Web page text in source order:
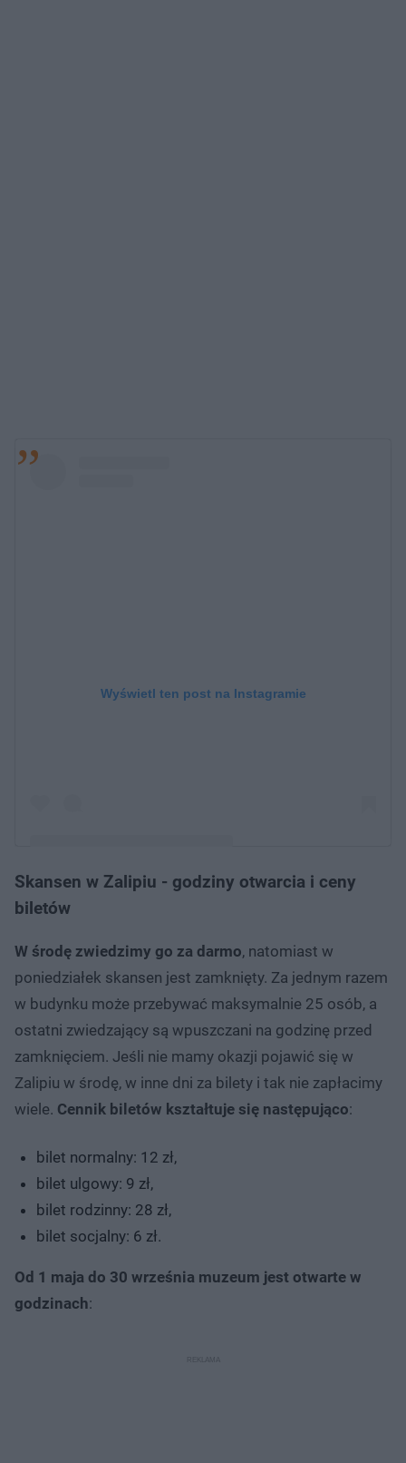
Wyświetl ten post na Instagramie
Post udostępniony przez Zalipie Poland (@zalipie.org_)
Skansen w Zalipiu - godziny otwarcia i ceny
biletów
W środę zwiedzimy go za darmo, natomiast w
poniedziałek skansen jest zamknięty. Za jednym razem
w budynku może przebywać maksymalnie 25 osób, a
ostatni zwiedzający są wpuszczani na godzinę przed
zamknięciem. Jeśli nie mamy okazji pojawić się w
Zalipiu w środę, w inne dni za bilety i tak nie zapłacimy
wiele. Cennik biletów kształtuje się następująco:
bilet normalny: 12 zł,
bilet ulgowy: 9 zł,
bilet rodzinny: 28 zł,
bilet socjalny: 6 zł.
Od 1 maja do 30 września muzeum jest otwarte w
godzinach: